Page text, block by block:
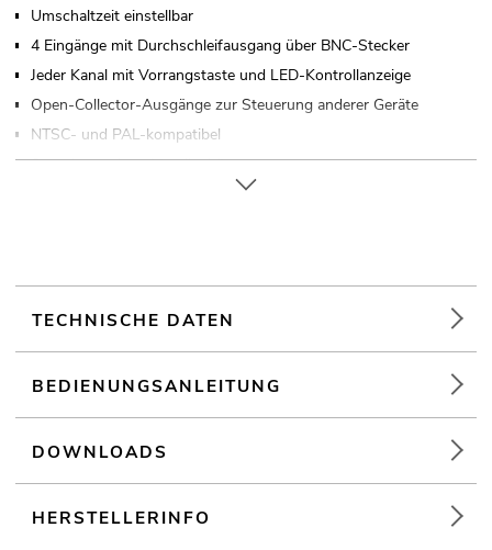
Umschaltzeit einstellbar
4 Eingänge mit Durchschleifausgang über BNC-Stecker
Jeder Kanal mit Vorrangstaste und LED-Kontrollanzeige
Open-Collector-Ausgänge zur Steuerung anderer Geräte
NTSC- und PAL-kompatibel
Superkompaktes Metallgehäuse
12-24 V DC Spannungsversorgung über Schraubanschlüsse
TECHNISCHE DATEN
BEDIENUNGSANLEITUNG
DOWNLOADS
HERSTELLERINFO